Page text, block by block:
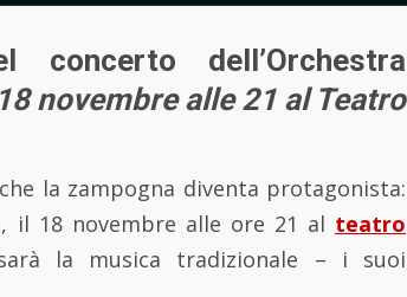
concerto dell’Orchestra
novembre alle 21 al Teatro
la zampogna diventa protagonista:
il 18 novembre alle ore 21 al teatro
la musica tradizionale – i suoi